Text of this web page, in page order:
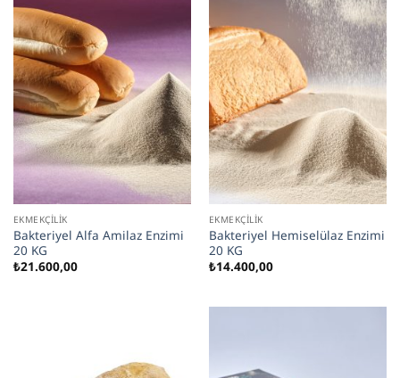
EKMEKÇILIK
Bakteriyel Alfa Amilaz Enzimi
20 KG
₺21.600,00
EKMEKÇILIK
Bakteriyel Hemiselülaz Enzimi
20 KG
₺14.400,00